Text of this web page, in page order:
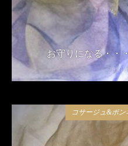
お守りになる・・
2018
コサージュ&ボン